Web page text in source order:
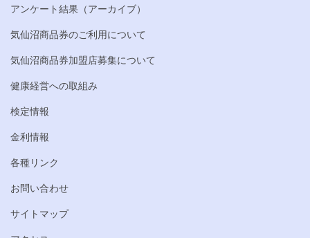
アンケート結果（アーカイブ）
気仙沼商品券のご利用について
気仙沼商品券加盟店募集について
健康経営への取組み
検定情報
金利情報
各種リンク
お問い合わせ
サイトマップ